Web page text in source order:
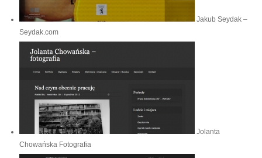
Jakub Seydak –
Seydak.com
Jolanta
Chowańska Fotografia